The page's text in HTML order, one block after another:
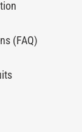
(FAQ)